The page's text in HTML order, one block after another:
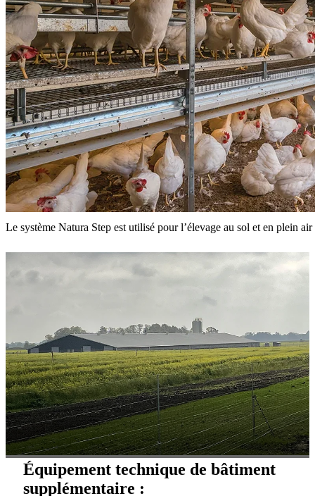
Le système Natura Step est utilisé pour l’élevage au sol et en plein
Équipement technique de bâtiment
supplémentaire :